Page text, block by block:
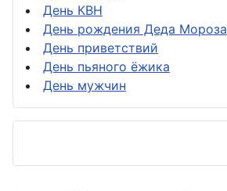
День КВН
День рождения Деда Мороза
День приветствий
День пьяного ёжика
День мужчин